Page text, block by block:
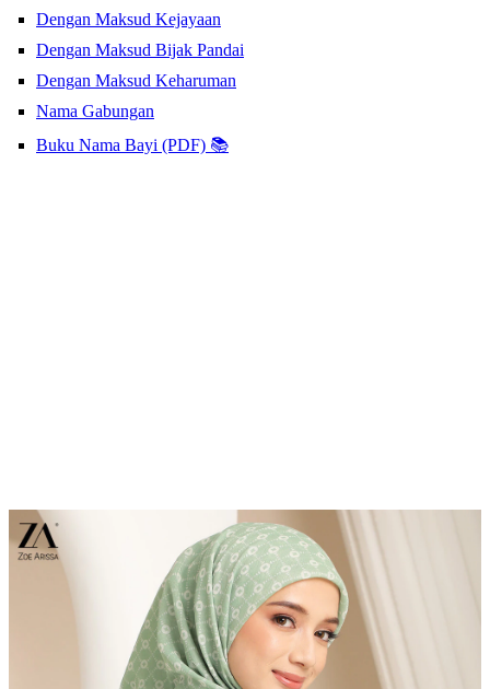
Dengan Maksud Kejayaan
Dengan Maksud Bijak Pandai
Dengan Maksud Keharuman
Nama Gabungan
Buku Nama Bayi (PDF) 📚